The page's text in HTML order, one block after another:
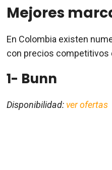
Mejores
En Colombia existen
con precios competitivos
1- Bunn
Disponibilidad: ver ofertas